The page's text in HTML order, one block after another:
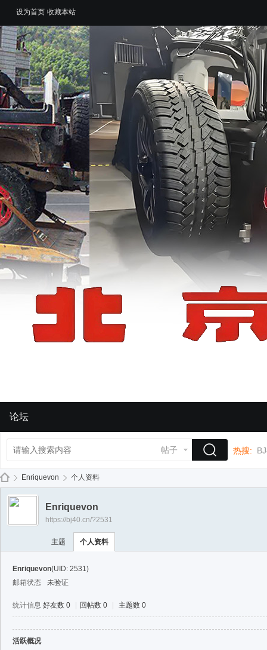
设为首页 收藏本站
论坛
帖子 热搜:
›
Enriquevon 个人资料
Enriquevon
https://bj40.cn/?2531
主题 个人资料
Enriquevon(UID: 2531)
邮箱状态
未验证
统计信息 好友数 0 回帖数 0 主题数 0
活跃概况